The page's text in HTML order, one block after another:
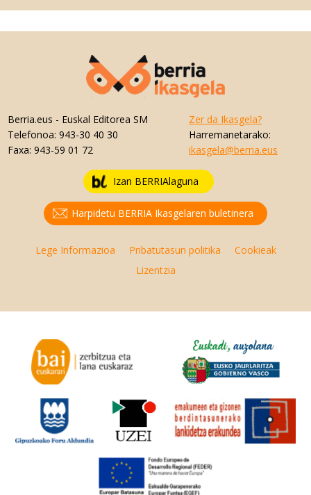
Berria.eus - Euskal Editorea SM
Telefonoa: 943-30 40 30
Faxa: 943-59 01 72
Zer da Ikasgela?
Harremanetarako:
ikasgela@berria.eus
Izan BERRIAlaguna
Harpidetu BERRIA Ikasgelaren buletinera
Lege Informazioa Pribatutasun politika
Cookieak
Lizentzia